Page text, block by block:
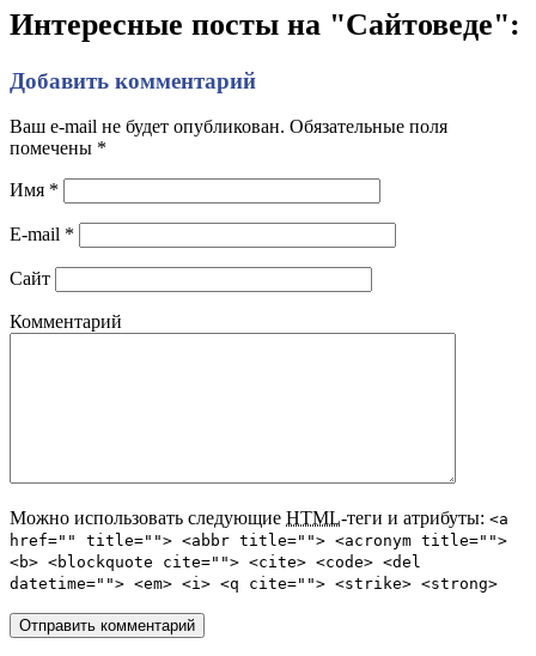
Интересные посты на "Сайтоведе":
Добавить комментарий
Ваш e-mail не будет опубликован. Обязательные поля
помечены *
Имя *
E-mail *
Сайт
Комментарий
Можно использовать следующие HTML-теги и атрибуты: <a
href="" title=""> <abbr title=""> <acronym title="">
<b> <blockquote cite=""> <cite> <code> <del
datetime=""> <em> <i> <q cite=""> <strike> <strong>